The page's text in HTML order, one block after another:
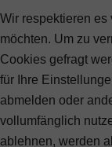
Wir respektieren
möchten. Um zu
Cookies gefragt
für Ihre
abmelden oder
vollumfänglich
ablehnen, werden